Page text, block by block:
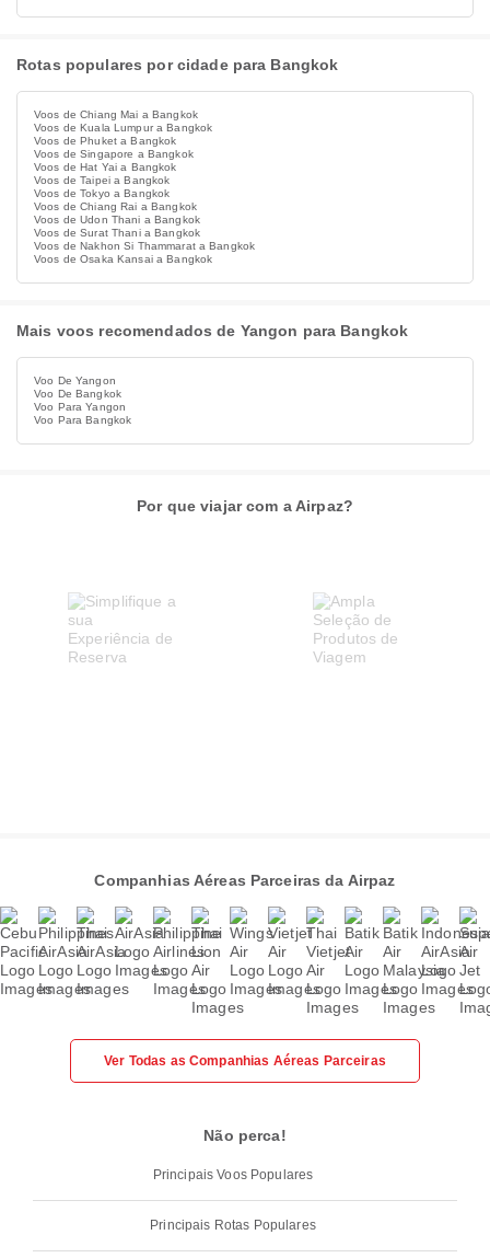
Rotas populares por cidade para Bangkok
Voos de Chiang Mai a Bangkok
Voos de Kuala Lumpur a Bangkok
Voos de Phuket a Bangkok
Voos de Singapore a Bangkok
Voos de Hat Yai a Bangkok
Voos de Taipei a Bangkok
Voos de Tokyo a Bangkok
Voos de Chiang Rai a Bangkok
Voos de Udon Thani a Bangkok
Voos de Surat Thani a Bangkok
Voos de Nakhon Si Thammarat a Bangkok
Voos de Osaka Kansai a Bangkok
Mais voos recomendados de Yangon para Bangkok
Voo De Yangon
Voo De Bangkok
Voo Para Yangon
Voo Para Bangkok
Por que viajar com a Airpaz?
Companhias Aéreas Parceiras da Airpaz
Ver Todas as Companhias Aéreas Parceiras
Não perca!
Principais Voos Populares
Principais Rotas Populares